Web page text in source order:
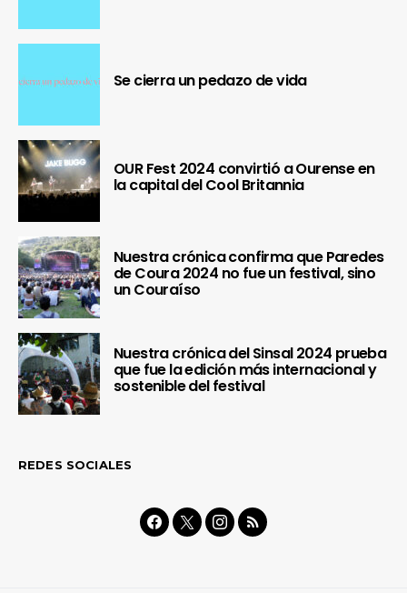
Se cierra un pedazo de vida
OUR Fest 2024 convirtió a Ourense en
la capital del Cool Britannia
Nuestra crónica confirma que Paredes
de Coura 2024 no fue un festival, sino
un Couraíso
Nuestra crónica del Sinsal 2024 prueba
que fue la edición más internacional y
sostenible del festival
REDES SOCIALES